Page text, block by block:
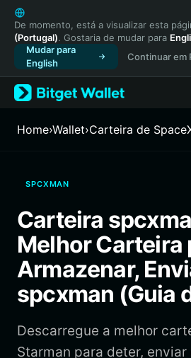
English
日本語
Tiếng Việt
Русский
Español (Latinoamérica)
Türkçe
Français
繁體中文
Bahasa Indonesia
ภาษาไทย
Español
Português (Brasil)
De momento, está a visualizar esta
(Portugal). Gostaria de mudar para
Mudar para
English
Continuar em
Home›Wallet›Carteira de
SPCXMAN
Carteira
Melhor Carteira
Armazenar,
spcxman (Guia
Descarregue a melhor
Starman para deter, enviar